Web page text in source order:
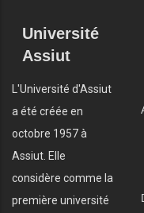
Université
Assiut
L'Université d'Assiut
a été créée en
octobre 1957 à
Assiut. Elle
considère comme la
première université